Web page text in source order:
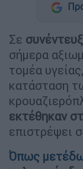
Σε
σήμερα
τομέα
κατάσταση
εκτέθηκαν
επιστρέψει
Όπως